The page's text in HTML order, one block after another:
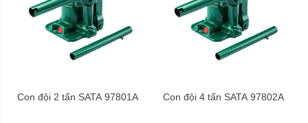
Con đội 2 tấn SATA 97801A Con đội 4 tấn SATA 97802A